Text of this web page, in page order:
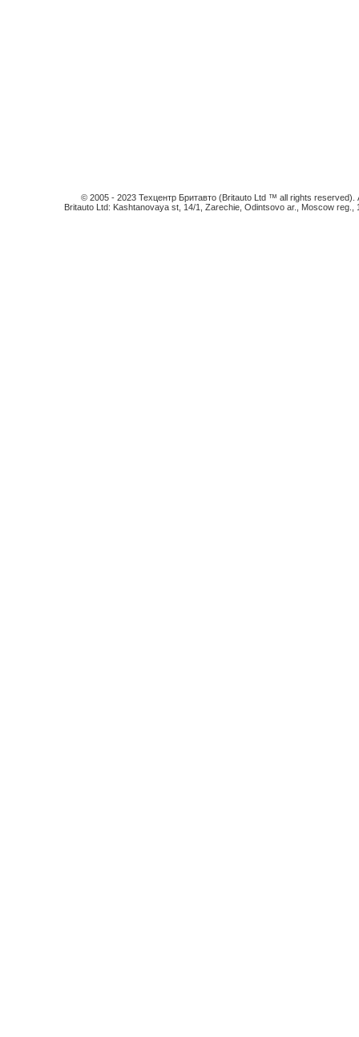
© 2005 - 2023 Техцентр Бритавто (Britauto Ltd ™ all rights
Britauto Ltd: Kashtanovaya st, 14/1, Zarechie, Odintsovo ar., Moscow